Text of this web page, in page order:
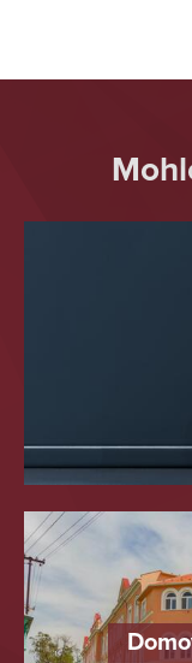
různá
kulturní
zájezdy, výlety
vaření,